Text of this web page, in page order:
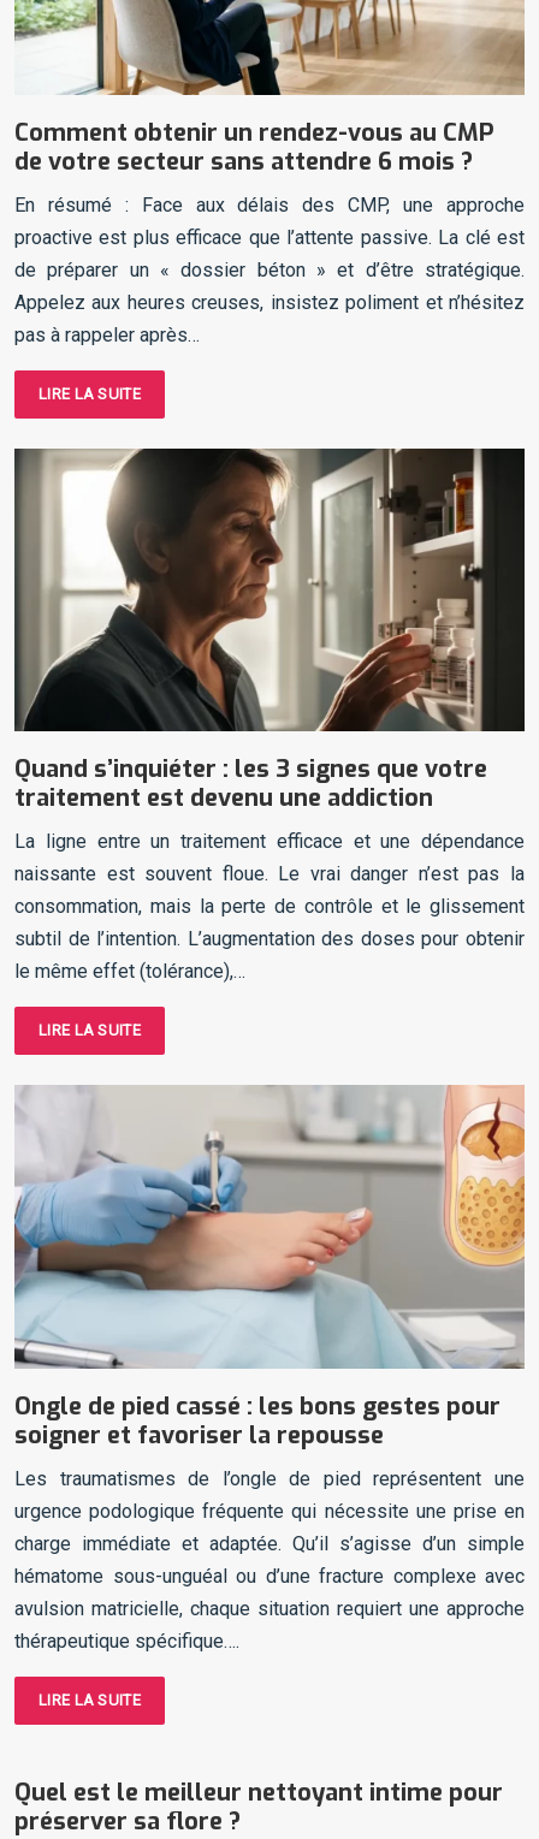
Comment obtenir un rendez-vous au CMP
de votre secteur sans attendre 6 mois ?
En résumé : Face aux délais des CMP, une approche
proactive est plus efficace que l’attente passive. La clé est
de préparer un « dossier béton » et d’être stratégique.
Appelez aux heures creuses, insistez poliment et n’hésitez
pas à rappeler après…
LIRE LA SUITE
Quand s’inquiéter : les 3 signes que votre
traitement est devenu une addiction
La ligne entre un traitement efficace et une dépendance
naissante est souvent floue. Le vrai danger n’est pas la
consommation, mais la perte de contrôle et le glissement
subtil de l’intention. L’augmentation des doses pour obtenir
le même effet (tolérance),…
LIRE LA SUITE
Ongle de pied cassé : les bons gestes pour
soigner et favoriser la repousse
Les traumatismes de l’ongle de pied représentent une
urgence podologique fréquente qui nécessite une prise en
charge immédiate et adaptée. Qu’il s’agisse d’un simple
hématome sous-unguéal ou d’une fracture complexe avec
avulsion matricielle, chaque situation requiert une approche
thérapeutique spécifique….
LIRE LA SUITE
Quel est le meilleur nettoyant intime pour
préserver sa flore ?